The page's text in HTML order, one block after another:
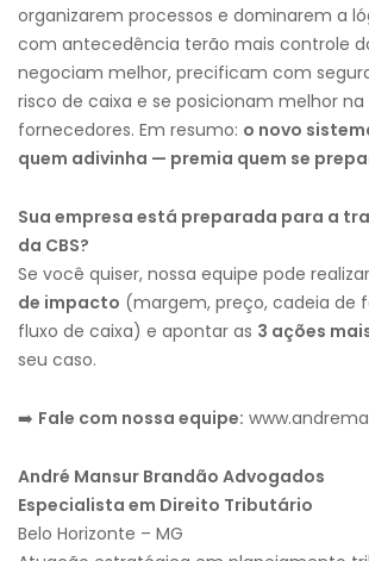
organizarem processos e dominarem a
com antecedência terão mais controle
negociam melhor, precificam com
risco de caixa e se posicionam melhor
fornecedores. Em resumo: o novo
quem adivinha — premia quem se
Sua empresa está preparada para a
da CBS?
Se você quiser, nossa equipe pode
de impacto (margem, preço, cadeia de
fluxo de caixa) e apontar as 3 ações
seu caso.
➡️ Fale com nossa equipe:
André Mansur Brandão Advogados
Especialista em Direito Tributário
Belo Horizonte – MG